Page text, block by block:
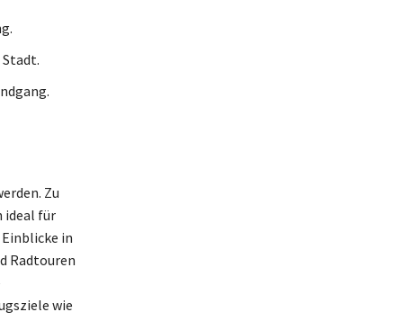
Zu
ideal für
in
Radtouren
wie